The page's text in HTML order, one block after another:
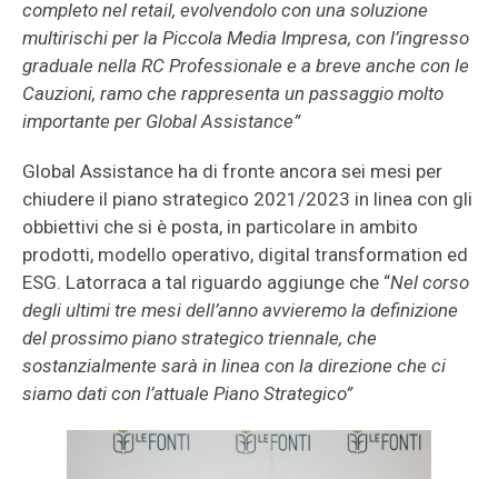
completo nel retail, evolvendolo con una soluzione
multirischi per la Piccola Media Impresa, con l’ingresso
graduale nella RC Professionale e a breve anche con le
Cauzioni, ramo che rappresenta un passaggio molto
importante per Global Assistance”
Global Assistance ha di fronte ancora sei mesi per
chiudere il piano strategico 2021/2023 in linea con gli
obbiettivi che si è posta, in particolare in ambito
prodotti, modello operativo, digital transformation ed
ESG. Latorraca a tal riguardo aggiunge che “Nel corso
degli ultimi tre mesi dell’anno avvieremo la definizione
del prossimo piano strategico triennale, che
sostanzialmente sarà in linea con la direzione che ci
siamo dati con l’attuale Piano Strategico”